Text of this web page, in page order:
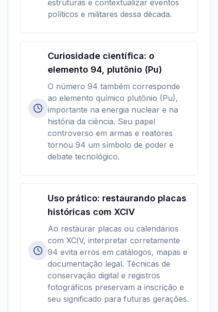
estruturas e contextualizar eventos
políticos e militares dessa década.
Curiosidade científica: o
elemento 94, plutônio (Pu)
O número 94 também corresponde
ao elemento químico plutônio (Pu),
importante na energia nuclear e na
história da ciência. Seu papel
controverso em armas e reatores
tornou 94 um símbolo de poder e
debate tecnológico.
Uso prático: restaurando placas
históricas com XCIV
Ao restaurar placas ou calendários
com XCIV, interpretar corretamente
94 evita erros em catálogos, mapas e
documentação legal. Técnicas de
conservação digital e registros
fotográficos preservam a inscrição e
seu significado para futuras gerações.